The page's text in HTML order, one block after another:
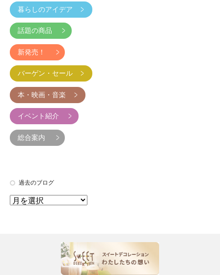
暮らしのアイデア
話題の商品
新発売！
バーゲン・セール
本・映画・音楽
イベント紹介
総合案内
過去のブログ